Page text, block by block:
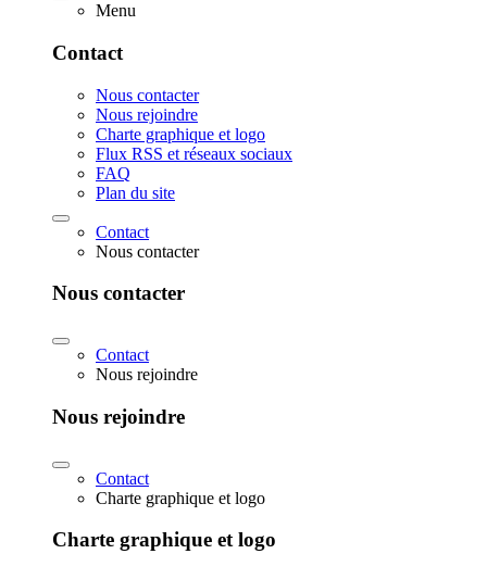
Menu
Contact
Nous contacter
Nous rejoindre
Charte graphique et logo
Flux RSS et réseaux sociaux
FAQ
Plan du site
Contact
Nous contacter
Nous contacter
Contact
Nous rejoindre
Nous rejoindre
Contact
Charte graphique et logo
Charte graphique et logo